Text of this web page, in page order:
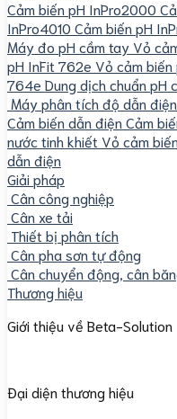
Cảm biến pH InPro2000
InPro4010 Cảm biến pH
Máy đo pH cầm tay Vỏ
pH InFit 762e Vỏ cảm
764e Dung dịch chuẩn pH
Máy phân tích độ dẫn điện
Cảm biến dẫn điện Cảm
nước tinh khiết Vỏ cảm
dẫn điện
Giải pháp
Cân công nghiệp
Cân xe tải
Thiết bị phân tích
Cân pha sơn tự động
Cân chuyển động, cân
Thương hiệu
Giới thiệu về Beta-Solution
Đại diện thương hiệu